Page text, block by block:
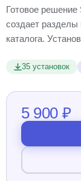
Готовое
создает разделы
каталога.
35 установок
5 900 ₽